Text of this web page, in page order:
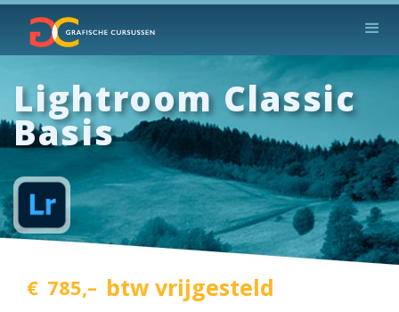
Lightroom Classic
Basis
€ 785,– btw vrijgesteld